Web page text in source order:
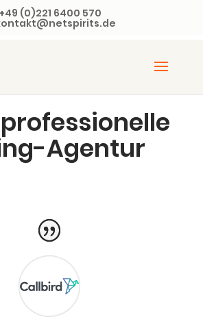
+49 (0)221 6400 570
Agentur